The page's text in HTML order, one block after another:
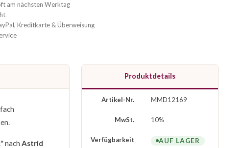
am nächsten Werktag
Kreditkarte & Überweisung
nach Astrid
Produktdetails
Artikel-Nr. MMD12169
MwSt. 10%
Verfügbarkeit AUF LAGER